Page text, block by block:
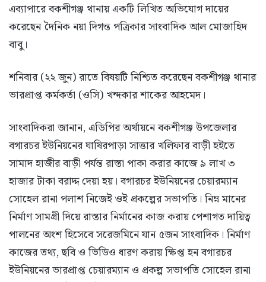
এব্যাপারে বকশীগঞ্জ থানায় একটি লিখিত অভিযোগ দায়ের
করেছেন দৈনিক নয়া দিগন্ত পত্রিকার সাংবাদিক আল মোজাহিদ
বাবু।
শনিবার (২২ জুন) রাতে বিষয়টি নিশ্চিত করেছেন বকশীগঞ্জ থানার
ভারপ্রাপ্ত কর্মকর্তা (ওসি) খন্দকার শাকের আহমেদ।
সাংবাদিকরা জানান, এডিপির অর্থায়নে বকশীগঞ্জ উপজেলার
বগারচর ইউনিয়নের ঘাষিরপাড়া সাত্তার খলিফার বাড়ী হইতে
সামাদ হাজীর বাড়ী পর্যন্ত রাস্তা পাকা করার কাজে ৯ লাখ ৩
হাজার টাকা বরাদ্দ দেয়া হয়। বগারচর ইউনিয়নের চেয়ারম্যান
সোহেল রানা পলাশ নিজেই ওই প্রকল্পের সভাপতি। নিম্ন মানের
নির্মাণ সামগ্রী দিয়ে রাস্তার নির্মানের কাজ করায় পেশাগত দায়িত্ব
পালনের অংশ হিসেবে সরেজমিনে যান ৫জন সাংবাদিক। নির্মাণ
কাজের তথ্য, ছবি ও ভিডিও ধারণ করায় ক্ষিপ্ত হন বগারচর
ইউনিয়নের ভারপ্রাপ্ত চেয়ারম্যান ও প্রকল্প সভাপতি সোহেল রানা